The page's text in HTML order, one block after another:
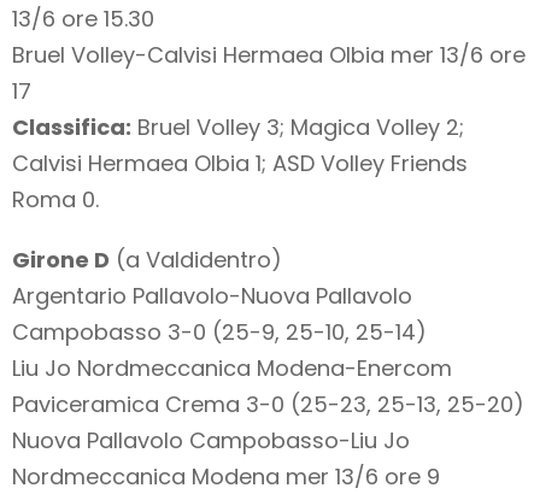
13/6 ore 15.30
Bruel Volley-Calvisi Hermaea Olbia mer 13/6 ore
17
Classifica: Bruel Volley 3; Magica Volley 2;
Calvisi Hermaea Olbia 1; ASD Volley Friends
Roma 0.
Girone D (a Valdidentro)
Argentario Pallavolo-Nuova Pallavolo
Campobasso 3-0 (25-9, 25-10, 25-14)
Liu Jo Nordmeccanica Modena-Enercom
Paviceramica Crema 3-0 (25-23, 25-13, 25-20)
Nuova Pallavolo Campobasso-Liu Jo
Nordmeccanica Modena mer 13/6 ore 9